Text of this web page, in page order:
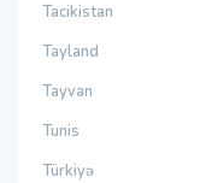
Tacikistan
Tayland
Tayvan
Tunis
Türkiyə